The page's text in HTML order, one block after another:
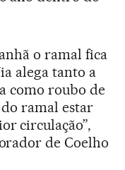
o ramal fica
alega tanto a
como roubo de
ramal estar
circulação”,
de Coelho